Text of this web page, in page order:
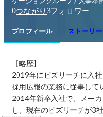
0つながり 3フォロワー
プロフィール ストーリー
【略歴】
2019年にビズリーチに入
採用広報の業務に従事して
2014年新卒入社で、メー
し、現在のビズリーチが3社